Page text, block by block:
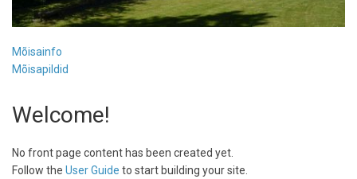
Mõisainfo
Mõisapildid
Welcome!
No front page content has been created yet.
Follow the User Guide to start building your site.